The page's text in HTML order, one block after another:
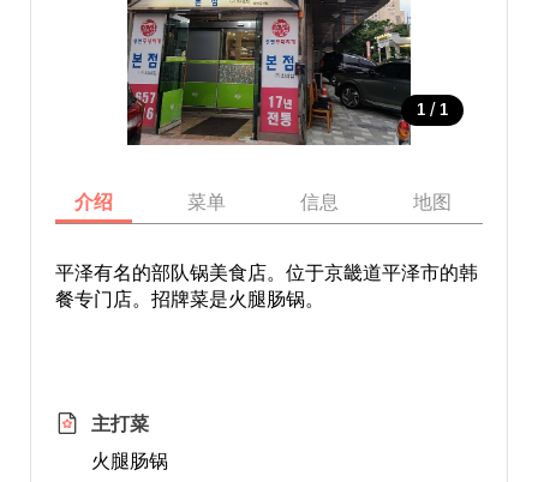
1 / 1
介绍 菜单 信息 地图
平泽有名的部队锅美食店。位于京畿道平泽市的韩
餐专门店。招牌菜是火腿肠锅。
主打菜
火腿肠锅